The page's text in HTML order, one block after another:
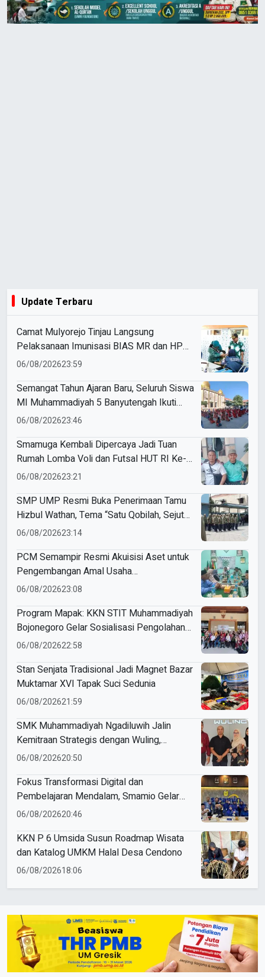
Update Terbaru
Camat Mulyorejo Tinjau Langsung
Pelaksanaan Imunisasi BIAS MR dan HPV
di SD Muhammadiyah 18 Surabaya
06/08/202623:59
Semangat Tahun Ajaran Baru, Seluruh Siswa
MI Muhammadiyah 5 Banyutengah Ikuti
Latihan Tapak Suci Perdana
06/08/202623:46
Smamuga Kembali Dipercaya Jadi Tuan
Rumah Lomba Voli dan Futsal HUT RI Ke-
81 Kecamatan Tulangan
06/08/202623:21
SMP UMP Resmi Buka Penerimaan Tamu
Hizbul Wathan, Tema “Satu Qobilah, Sejuta
Cerita” Curi Perhatian
06/08/202623:14
PCM Semampir Resmi Akuisisi Aset untuk
Pengembangan Amal Usaha
Muhammadiyah
06/08/202623:08
Program Mapak: KKN STIT Muhammadiyah
Bojonegoro Gelar Sosialisasi Pengolahan
Sampah
06/08/202622:58
Stan Senjata Tradisional Jadi Magnet Bazar
Muktamar XVI Tapak Suci Sedunia
06/08/202621:59
SMK Muhammadiyah Ngadiluwih Jalin
Kemitraan Strategis dengan Wuling,
Perkuat Kompetensi Siswa Melalui
06/08/202620:50
Fokus Transformasi Digital dan
Pembelajaran Mendalam, Smamio Gelar
Pendampingan Sekolah Model
06/08/202620:46
KKN P 6 Umsida Susun Roadmap Wisata
dan Katalog UMKM Halal Desa Cendono
06/08/202618:06